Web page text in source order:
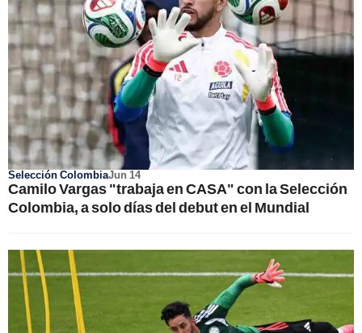
Selección ColombiaJun 14
Camilo Vargas "trabaja en CASA" con la Selección
Colombia, a solo días del debut en el Mundial